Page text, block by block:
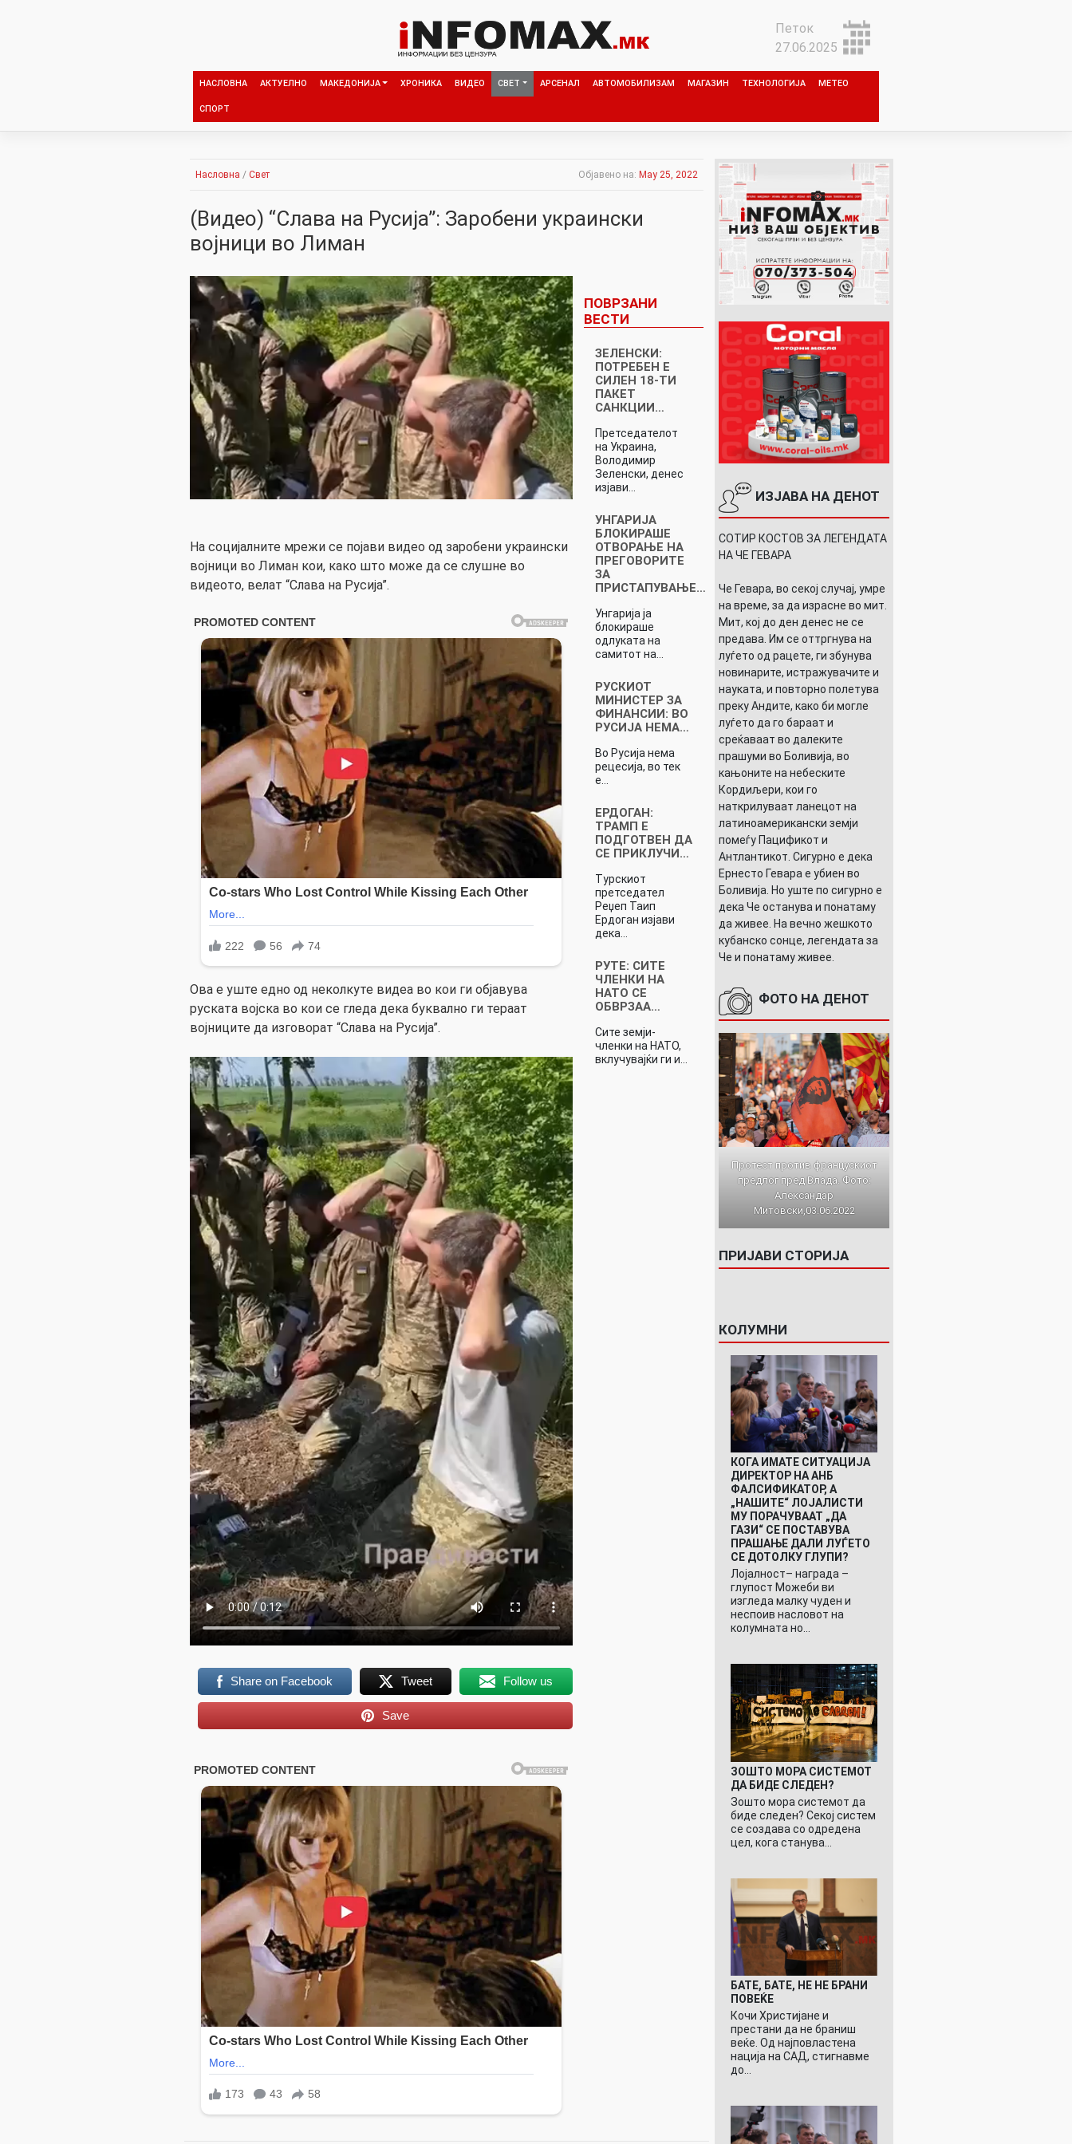
Петок
27.06.2025
НАСЛОВНА АКТУЕЛНО МАКЕДОНИЈА ХРОНИКА ВИДЕО СВЕТ АРСЕНАЛ АВТОМОБИЛИЗАМ МАГАЗИН ТЕХНОЛОГИЈА МЕТЕО
СПОРТ
Насловна / Свет Објавено на: May 25, 2022
(Видео) “Слава на Русија”: Заробени украински
војници во Лиман
На социјалните мрежи се појави видео од заробени украински
војници во Лиман кои, како што може да се слушне во
видеото, велат “Слава на Русија”.
Ова е уште едно од неколкуте видеа во кои ги објавува
руската војска во кои се гледа дека буквално ги тераат
војниците да изговорат “Слава на Русија”.
Share on Facebook Tweet Follow us
Save
ПОВРЗАНИ
ВЕСТИ
ЗЕЛЕНСКИ:
ПОТРЕБЕН Е
СИЛЕН 18-ТИ
ПАКЕТ
САНКЦИИ…
Претседателот
на Украина,
Володимир
Зеленски, денес
изјави…
УНГАРИЈА
БЛОКИРАШЕ
ОТВОРАЊЕ НА
ПРЕГОВОРИТЕ
ЗА
ПРИСТАПУВАЊЕ…
Унгарија ја
блокираше
одлуката на
самитот на…
РУСКИОТ
МИНИСТЕР ЗА
ФИНАНСИИ: ВО
РУСИЈА НЕМА…
Во Русија нема
рецесија, во тек
е…
ЕРДОГАН:
ТРАМП Е
ПОДГОТВЕН ДА
СЕ ПРИКЛУЧИ…
Турскиот
претседател
Реџеп Таип
Ердоган изјави
дека…
РУТE: СИТЕ
ЧЛЕНКИ НА
НАТО СЕ
ОБВРЗАА…
Сите земји-
членки на НАТО,
вклучувајќи ги и…
ИЗЈАВА НА ДЕНОТ
СОТИР КОСТОВ ЗА ЛЕГЕНДАТА
НА ЧЕ ГЕВАРА
Че Гевара, во секој случај, умре
на време, за да израсне во мит.
Мит, кој до ден денес не се
предава. Им се оттргнува на
луѓето од рацете, ги збунува
новинарите, истражувачите и
науката, и повторно полетува
преку Андите, како би могле
луѓето да го бараат и
среќаваат во далеките
прашуми во Боливија, во
кањоните на небеските
Кордиљери, кои го
наткрилуваат ланецот на
латиноамерикански земји
помеѓу Пацификот и
Антлантикот. Сигурно е дека
Ернесто Гевара е убиен во
Боливија. Но уште по сигурно е
дека Че останува и понатаму
да живее. На вечно жешкото
кубанско сонце, легендата за
Че и понатаму живее.
ФОТО НА ДЕНОТ
Протест против францускиот
предлог пред Влада. Фото:
Александар
Митовски,03.06.2022
ПРИЈАВИ СТОРИЈА
КОЛУМНИ
КОГА ИМАТЕ СИТУАЦИЈА
ДИРЕКТОР НА АНБ
ФАЛСИФИКАТОР, А
„НАШИТЕ“ ЛОЈАЛИСТИ
МУ ПОРАЧУВААТ „ДА
ГАЗИ“ СЕ ПОСТАВУВА
ПРАШАЊЕ ДАЛИ ЛУЃЕТО
СЕ ДОТОЛКУ ГЛУПИ?
Лојалност– награда –
глупост Можеби ви
изгледа малку чуден и
неспоив насловот на
колумната но…
ЗОШТО МОРА СИСТЕМОТ
ДА БИДЕ СЛЕДЕН?
Зошто мора системот да
биде следен? Секој систем
се создава со одредена
цел, кога станува…
БАТЕ, БАТЕ, НЕ НЕ БРАНИ
ПОВЕЌЕ
Кочи Христијане и
престани да не браниш
веќе. Од најповластена
нација на САД, стигнавме
до…